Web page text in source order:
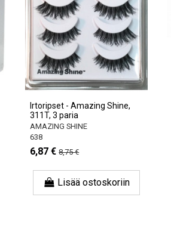
Irtoripset - Amazing Shine,
311T, 3 paria
AMAZING SHINE
638
6,87 € 8,75 €
Lisää ostoskoriin